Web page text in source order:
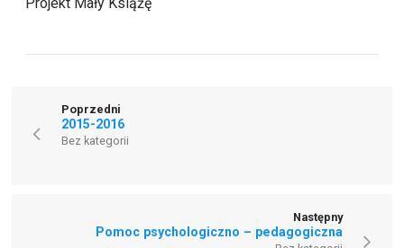
Poprzedni
2015-2016
Bez kategorii
Następny
Pomoc psychologiczno – pedagogiczna